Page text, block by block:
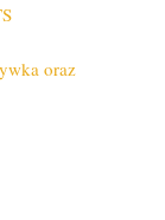
oraz